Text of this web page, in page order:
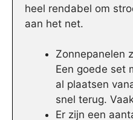
heel rendabel om
aan het net.
Zonnepanelen
Een goede set
al plaatsen
snel terug.
Er zijn een